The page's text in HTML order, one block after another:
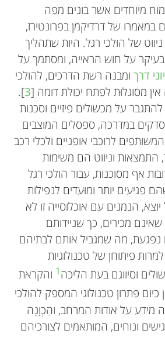
מיוחדים אשר בונים מפה
במאמרו של דרדיקמן בפרונטירז,
ניווט של הולכי רגל. היות שתהליך
על חוש הראייה, ומסתמך על
דרךומבנה רשת הדרכים, להולכי
אין מסוגלוּת לפתח יכולת דומה [3
].
על מכשולים פיזיים וסכנות
סדקים במדרכה, ספסלים המוצבים
לרוכבי אופניים ולכלי רכב
התמצאות וניווט הם משימות
אף מסוכנות, עבור הולכי רגל
פגיעים יותר ומוּעדים לנפילות
הנמנים עם אוכלוסייה זו לא
מכירים, כך שניידותם
מה שמגביל אותם לבתיהם
פיתוחן של טכנולוגיות
וסיווגם בעת הליכה1 והקראת
כיום פתרון טכנולוגי המספק להולכי
מידע על אודות המרחב, והַכְוָנָה
ונוחים, המותאמים לצורכיהם